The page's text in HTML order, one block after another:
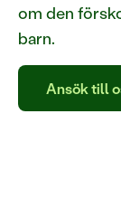
om den
barn.
Ansök till